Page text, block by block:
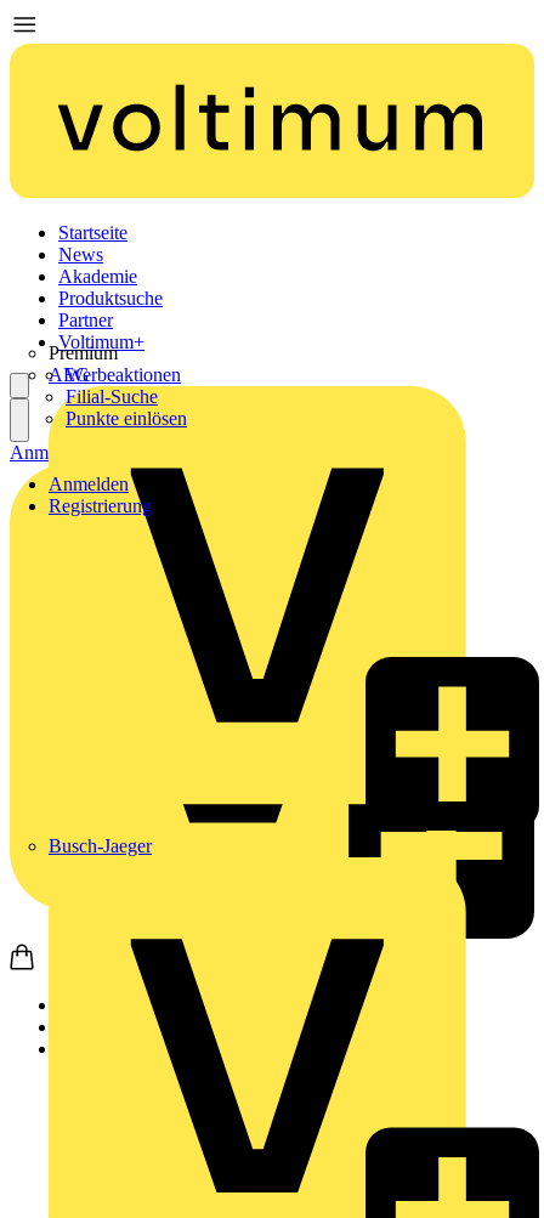
Startseite
News
Akademie
Produktsuche
Partner
Premium
AEG
Busch-Jaeger
Voltimum+
Werbeaktionen
Filial-Suche
Punkte einlösen
Anmelden
Registrierung
Anmelden
Schneider Electric